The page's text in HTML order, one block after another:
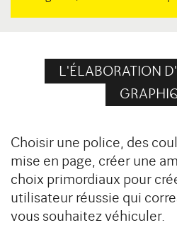
L'ÉLABORATION
Choisir une police, des
mise en page, créer une
choix primordiaux pour
utilisateur réussie qui
vous souhaitez véhiculer.